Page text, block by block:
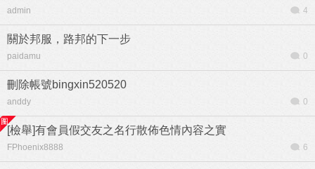
admin 4
關於邦服，路邦的下一步
paidamu 0
刪除帳號bingxin520520
anddy 0
[檢舉]有會員假交友之名行散佈色情內容之實
FPhoenix8888 6